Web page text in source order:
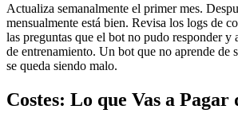
Actualiza semanalmente el primer mes.
mensualmente está bien. Revisa los logs de
las preguntas que el bot no pudo responder y
de entrenamiento. Un bot que no aprende de
se queda siendo malo.
Costes: Lo que Vas a Pagar